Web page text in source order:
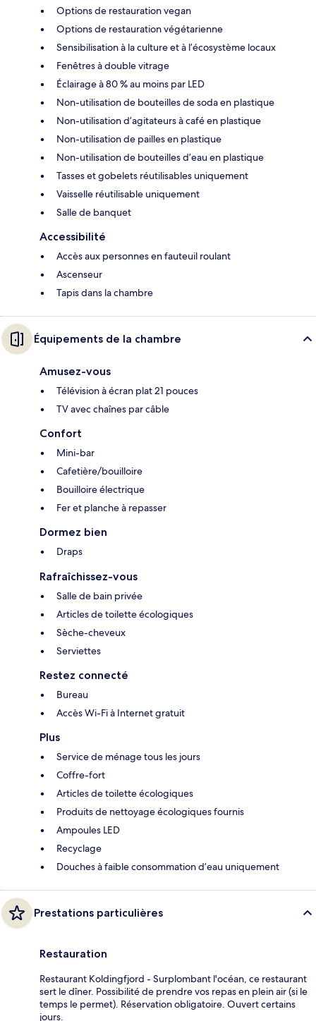
Options de restauration vegan
Options de restauration végétarienne
Sensibilisation à la culture et à l’écosystème locaux
Fenêtres à double vitrage
Éclairage à 80 % au moins par LED
Non-utilisation de bouteilles de soda en plastique
Non-utilisation d’agitateurs à café en plastique
Non-utilisation de pailles en plastique
Non-utilisation de bouteilles d’eau en plastique
Tasses et gobelets réutilisables uniquement
Vaisselle réutilisable uniquement
Salle de banquet
Accessibilité
Accès aux personnes en fauteuil roulant
Ascenseur
Tapis dans la chambre
Équipements de la chambre
Amusez-vous
Télévision à écran plat 21 pouces
TV avec chaînes par câble
Confort
Mini-bar
Cafetière/bouilloire
Bouilloire électrique
Fer et planche à repasser
Dormez bien
Draps
Rafraîchissez-vous
Salle de bain privée
Articles de toilette écologiques
Sèche-cheveux
Serviettes
Restez connecté
Bureau
Accès Wi-Fi à Internet gratuit
Plus
Service de ménage tous les jours
Coffre-fort
Articles de toilette écologiques
Produits de nettoyage écologiques fournis
Ampoules LED
Recyclage
Douches à faible consommation d’eau uniquement
Prestations particulières
Restauration
Restaurant Koldingfjord - Surplombant l'océan, ce restaurant
sert le dîner. Possibilité de prendre vos repas en plein air (si le
temps le permet). Réservation obligatoire. Ouvert certains
jours.